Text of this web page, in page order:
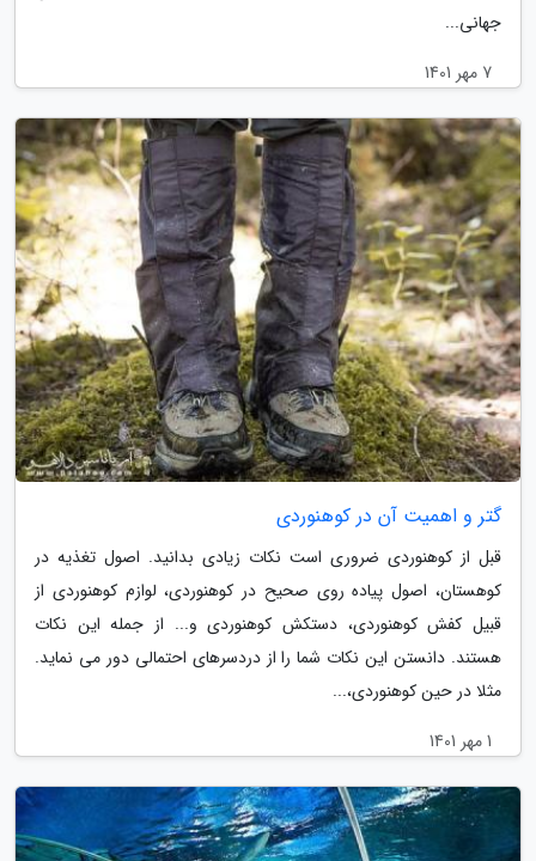
جهانی...
7 مهر 1401
گتر و اهمیت آن در کوهنوردی
قبل از کوهنوردی ضروری است نکات زیادی بدانید. اصول تغذیه در
کوهستان، اصول پیاده روی صحیح در کوهنوردی، لوازم کوهنوردی از
قبیل کفش کوهنوردی، دستکش کوهنوردی و... از جمله این نکات
هستند. دانستن این نکات شما را از دردسرهای احتمالی دور می نماید.
مثلا در حین کوهنوردی،...
1 مهر 1401